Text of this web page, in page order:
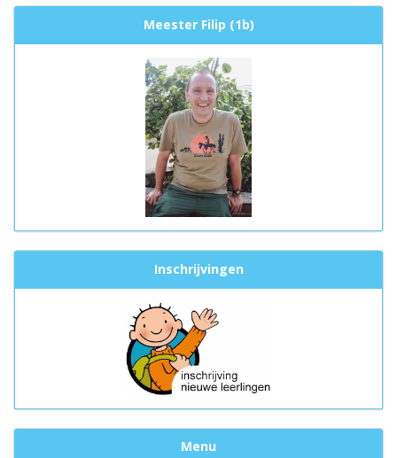
Meester Filip (1b)
Inschrijvingen
Menu